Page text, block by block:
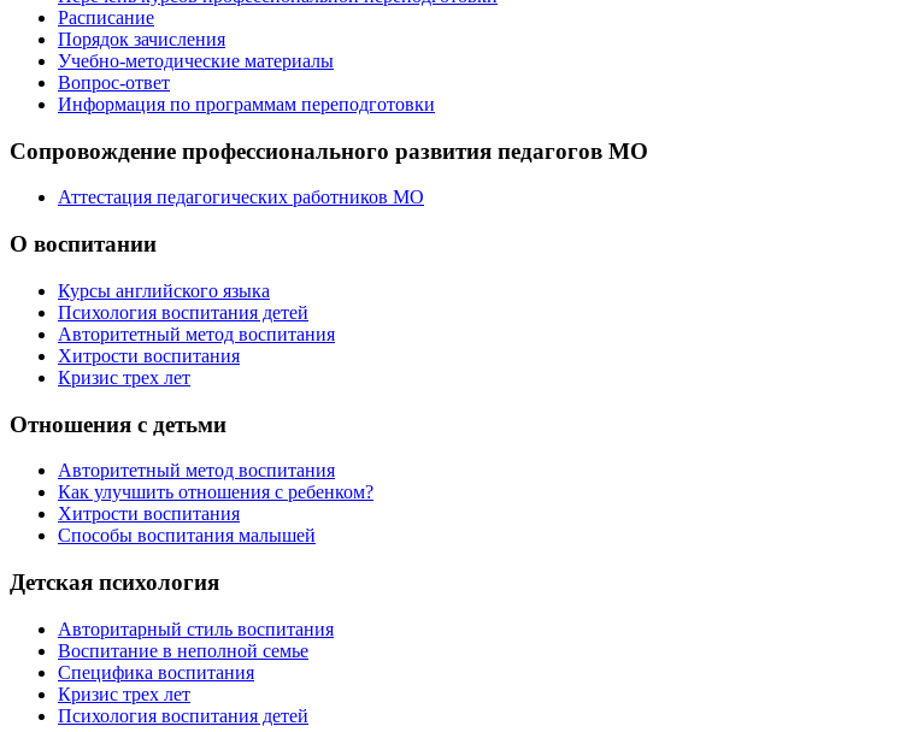
Расписание
Порядок зачисления
Учебно-методические материалы
Вопрос-ответ
Информация по программам переподготовки
Сопровождение профессионального развития педагогов МО
Аттестация педагогических работников МО
О воспитании
Курсы английского языка
Психология воспитания детей
Авторитетный метод воспитания
Хитрости воспитания
Кризис трех лет
Отношения с детьми
Авторитетный метод воспитания
Как улучшить отношения с ребенком?
Хитрости воспитания
Способы воспитания малышей
Детская психология
Авторитарный стиль воспитания
Воспитание в неполной семье
Специфика воспитания
Кризис трех лет
Психология воспитания детей